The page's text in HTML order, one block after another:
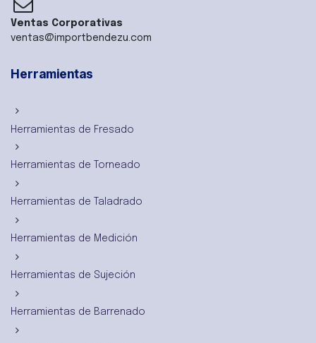
Ventas Corporativas
ventas@importbendezu.com
Herramientas
Herramientas de Fresado
Herramientas de Torneado
Herramientas de Taladrado
Herramientas de Medición
Herramientas de Sujeción
Herramientas de Barrenado